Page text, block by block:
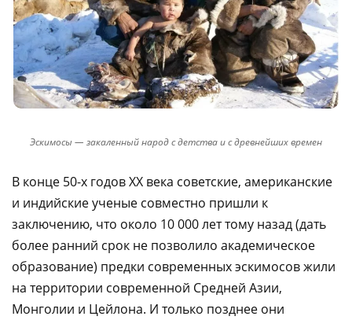
Эскимосы — закаленный народ с детства и с древнейших времен
В конце 50-х годов XX века советские, американские
и индийские ученые совместно пришли к
заключению, что около 10 000 лет тому назад (дать
более ранний срок не позволило академическое
образование) предки современных эскимосов жили
на территории современной Средней Азии,
Монголии и Цейлона. И только позднее они